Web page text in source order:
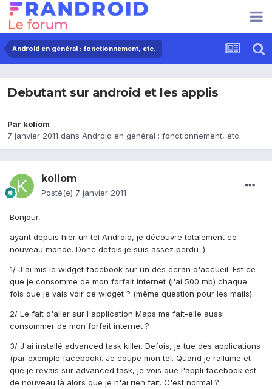
Android en général : fonctionnement, etc.
Debutant sur android et les applis
Par koliom
7 janvier 2011 dans Android en général : fonctionnement, etc.
koliom
Posté(e) 7 janvier 2011
Bonjour,
ayant depuis hier un tel Android, je découvre totalement ce
nouveau monde. Donc defois je suis assez perdu :).
1/ J'ai mis le widget facebook sur un des écran d'accueil. Est ce
que je consomme de mon forfait internet (j'ai 500 mb) chaque
fois que je vais voir ce widget ? (même question pour les mails).
2/ Le fait d'aller sur l'application Maps me fait-elle aussi
consommer de mon forfait internet ?
3/ J'ai installé advanced task killer. Defois, je tue des applications
(par exemple facebook). Je coupe mon tel. Quand je rallume et
que je revais sur advanced task, je vois que l'appli facebook est
de nouveau là alors que je n'ai rien fait. C'est normal ?